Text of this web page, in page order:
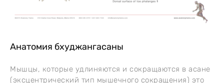
Анатомия бхуджангасаны
Мышцы, которые удлиняются и сокращаются в асане
(эксцентрический тип мышечного сокращения) это